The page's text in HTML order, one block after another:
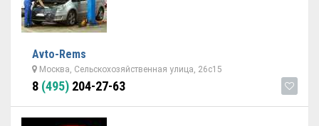
Avto-Rems
Москва, Сельскохозяйственная улица, 26с15
8 (495) 204-27-63